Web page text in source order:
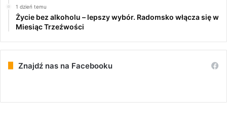
1 dzień temu
Życie bez alkoholu – lepszy wybór. Radomsko włącza się w
Miesiąc Trzeźwości
Znajdź nas na Facebooku